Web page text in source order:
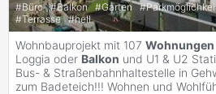
#Büro #Balkon #Garten #
#Terrasse #hell
Wohnbauprojekt mit 107 Wohnungen
Loggia oder Balkon und U1 & U2
Bus- & Straßenbahnhaltestelle in
zum Badeteich!!! Wohnen und